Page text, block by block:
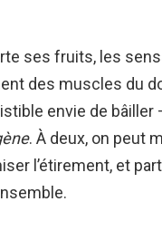
ses fruits, les
des muscles du
envie de bâiller
. À deux, on peut
l’étirement, et